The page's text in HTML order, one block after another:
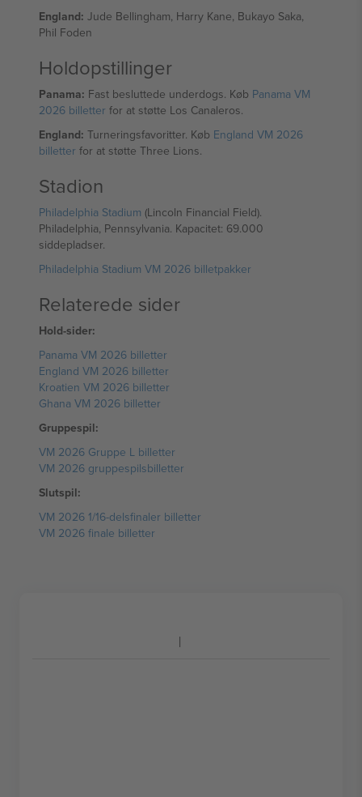
England: Jude Bellingham, Harry Kane, Bukayo Saka,
Phil Foden
Holdopstillinger
Panama: Fast besluttede underdogs. Køb Panama VM
2026 billetter for at støtte Los Canaleros.
England: Turneringsfavoritter. Køb England VM 2026
billetter for at støtte Three Lions.
Stadion
Philadelphia Stadium (Lincoln Financial Field).
Philadelphia, Pennsylvania. Kapacitet: 69.000
siddepladser.
Philadelphia Stadium VM 2026 billetpakker
Relaterede sider
Hold-sider:
Panama VM 2026 billetter
England VM 2026 billetter
Kroatien VM 2026 billetter
Ghana VM 2026 billetter
Gruppespil:
VM 2026 Gruppe L billetter
VM 2026 gruppespilsbilletter
Slutspil:
VM 2026 1/16-delsfinaler billetter
VM 2026 finale billetter